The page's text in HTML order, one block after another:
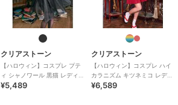
クリアストーン
【ハロウィン】コスプレ プテ
ィ シャノワール 黒猫 レディー
ス ブラック ハロウィン
¥5,489
クリアストーン
【ハロウィン】コスプレ ハイ
カラニズム キツネミコ レディ
ース レッド
¥6,589